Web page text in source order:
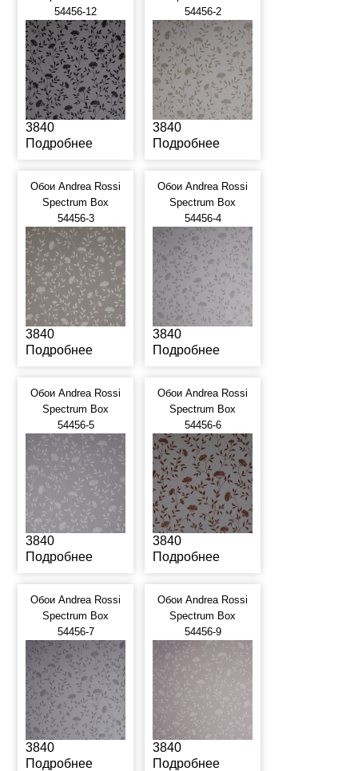
54456-12
3840
Подробнее
54456-2
3840
Подробнее
Обои Andrea Rossi
Spectrum Box
54456-3
3840
Подробнее
Обои Andrea Rossi
Spectrum Box
54456-4
3840
Подробнее
Обои Andrea Rossi
Spectrum Box
54456-5
3840
Подробнее
Обои Andrea Rossi
Spectrum Box
54456-6
3840
Подробнее
Обои Andrea Rossi
Spectrum Box
54456-7
3840
Подробнее
Обои Andrea Rossi
Spectrum Box
54456-9
3840
Подробнее